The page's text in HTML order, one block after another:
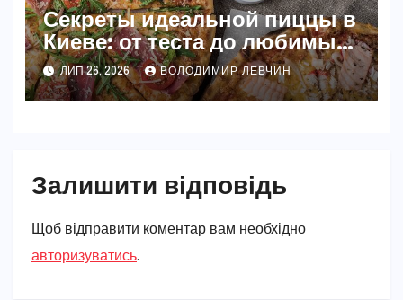
Секреты идеальной пиццы в
Киеве: от теста до любимых
начинок
ЛИП 26, 2026 ВОЛОДИМИР ЛЕВЧИН
Залишити відповідь
Щоб відправити коментар вам необхідно
авторизуватись.